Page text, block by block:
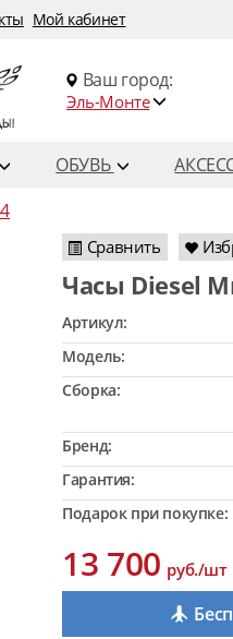
Мой кабинет
Ваш город:
Эль-Монте
ОБУВЬ
Сравнить
Часы Diesel
Артикул:
Модель:
Сборка:
Бренд:
Гарантия:
Подарок при покупке:
13 700руб./шт